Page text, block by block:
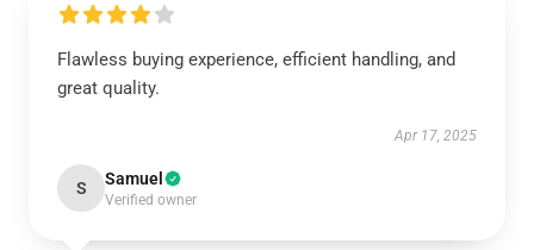
Flawless buying experience, efficient handling, and
great quality.
Apr 17, 2025
S Samuel
Verified owner